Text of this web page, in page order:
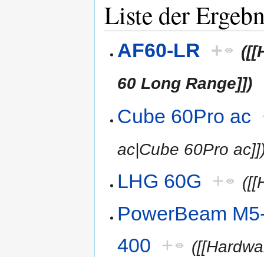
Liste der
AF60-LR +
60 Long Range]])
Cube 60Pro ac
ac|Cube 60Pro
LHG 60G +
PowerBeam
400 +